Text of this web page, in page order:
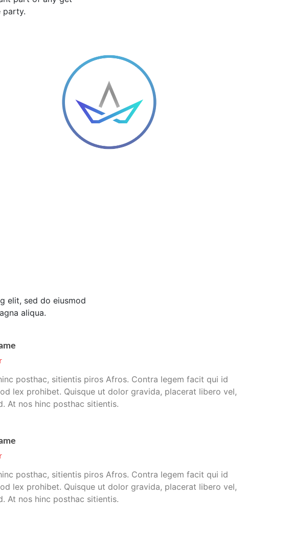
party.
elit, sed do eiusmod
aliqua.
posthac, sitientis piros Afros. Contra legem facit qui id
lex prohibet. Quisque ut dolor gravida, placerat libero vel,
At nos hinc posthac sitientis.
posthac, sitientis piros Afros. Contra legem facit qui id
lex prohibet. Quisque ut dolor gravida, placerat libero vel,
At nos hinc posthac sitientis.